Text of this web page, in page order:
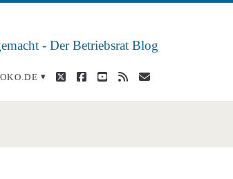
- Der Betriebsrat Blog
twitterfacebook
youtube
rss E-